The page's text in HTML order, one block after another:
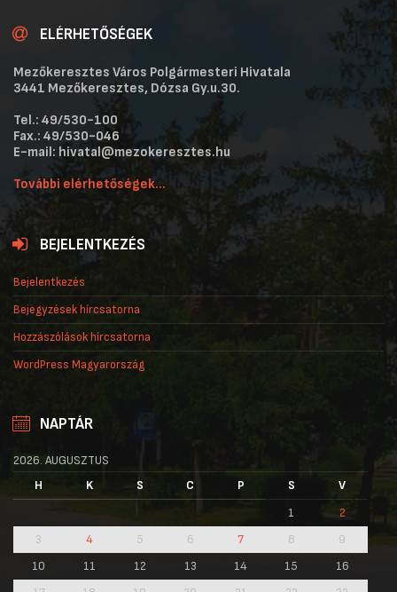
ELÉRHETŐSÉGEK
Mezőkeresztes Város Polgármesteri Hivatala
3441 Mezőkeresztes, Dózsa Gy.u.30.
Tel.: 49/530-100
Fax.: 49/530-046
E-mail: hivatal@mezokeresztes.hu
További elérhetőségek...
BEJELENTKEZÉS
Bejelentkezés
Bejegyzések hírcsatorna
Hozzászólások hírcsatorna
WordPress Magyarország
NAPTÁR
2026. AUGUSZTUS
H
K S C P S
V
1
2
3
4 5 6 7 8
9
10
11 12 13 14 15
16